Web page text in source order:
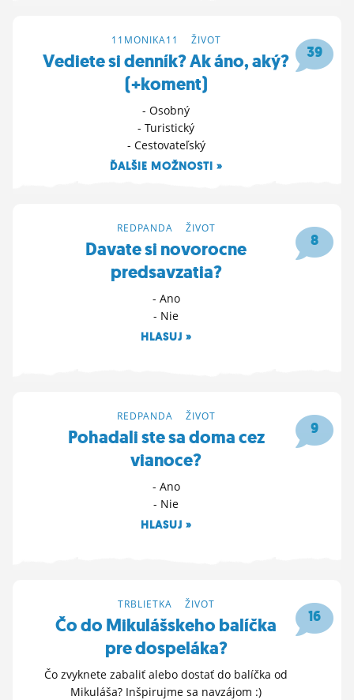
39
11MONIKA11 ŽIVOT
Vediete si denník? Ak áno, aký?
(+koment)
- Osobný
- Turistický
- Cestovateľský
ĎALŠIE MOŽNOSTI »
8
REDPANDA ŽIVOT
Davate si novorocne
predsavzatia?
- Ano
- Nie
HLASUJ »
9
REDPANDA ŽIVOT
Pohadali ste sa doma cez
vianoce?
- Ano
- Nie
HLASUJ »
16
TRBLIETKA ŽIVOT
Čo do Mikulášskeho balíčka
pre dospeláka?
Čo zvyknete zabaliť alebo dostať do balíčka od
Mikuláša? Inšpirujme sa navzájom :)